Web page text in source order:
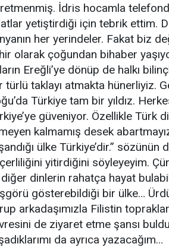
İdris hocamla
yetiştirdiği için tebrik ettim.
her yerindeler. Fakat biz
olarak çoğundan bihaber
Ereğli’ye dönüp de halkı
türlü taklayı atmakta hünerliyiz.
Türkiye tam bir yıldız.
güveniyor. Özellikle Türk
kalmamış desek
ülke Türkiye’dir.”
yitirdiğini söyleyeyim.
dinlerin rahatça hayat
gösterebildiği bir ülke…
arkadaşımızla Filistin
de ziyaret etme şansı
da ayrıca yazacağım…